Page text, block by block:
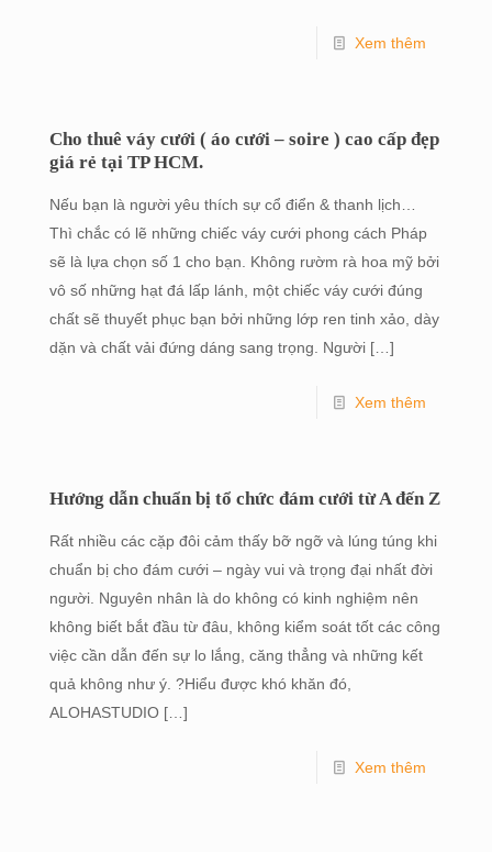
Xem thêm
Cho thuê váy cưới ( áo cưới – soire ) cao cấp đẹp
giá rẻ tại TP HCM.
Nếu bạn là người yêu thích sự cổ điển & thanh lịch…
Thì chắc có lẽ những chiếc váy cưới phong cách Pháp
sẽ là lựa chọn số 1 cho bạn. Không rườm rà hoa mỹ bởi
vô số những hạt đá lấp lánh, một chiếc váy cưới đúng
chất sẽ thuyết phục bạn bởi những lớp ren tinh xảo, dày
dặn và chất vải đứng dáng sang trọng. Người […]
Xem thêm
Hướng dẫn chuẩn bị tổ chức đám cưới từ A đến Z
Rất nhiều các cặp đôi cảm thấy bỡ ngỡ và lúng túng khi
chuẩn bị cho đám cưới – ngày vui và trọng đại nhất đời
người. Nguyên nhân là do không có kinh nghiệm nên
không biết bắt đầu từ đâu, không kiểm soát tốt các công
việc cần dẫn đến sự lo lắng, căng thẳng và những kết
quả không như ý. ?Hiểu được khó khăn đó,
ALOHASTUDIO […]
Xem thêm